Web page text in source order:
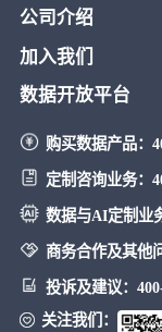
公司介绍
加入我们
数据开放平台
购买数据产品：
定制咨询业务：
数据与AI定制业
商务合作及其他
投诉及建议：
关注我们：